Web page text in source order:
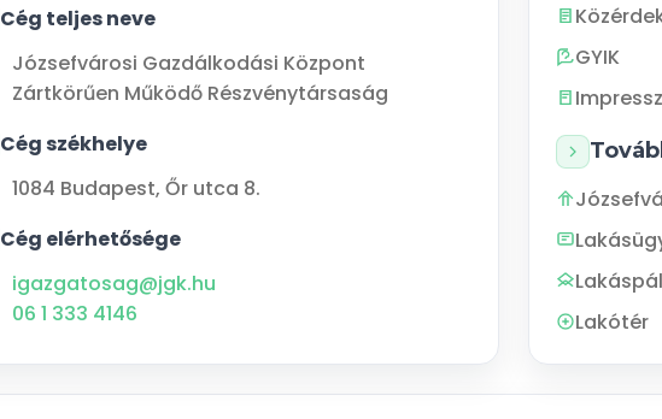
Cég teljes neve
Józsefvárosi Gazdálkodási Központ
Zártkörűen Működő Részvénytársaság
Cég székhelye
1084 Budapest,Őr utca 8.
Cég elérhetősége
igazgatosag@jgk.hu
06 1 333 4146
GYIK
Lakótér